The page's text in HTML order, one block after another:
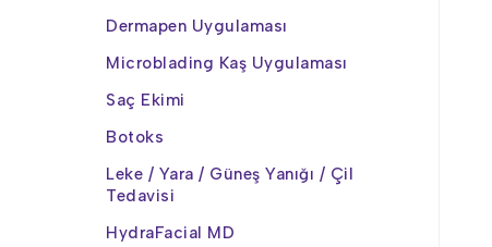
Dermapen Uygulaması
Microblading Kaş Uygulaması
Saç Ekimi
Botoks
Leke / Yara / Güneş Yanığı / Çil
Tedavisi
HydraFacial MD